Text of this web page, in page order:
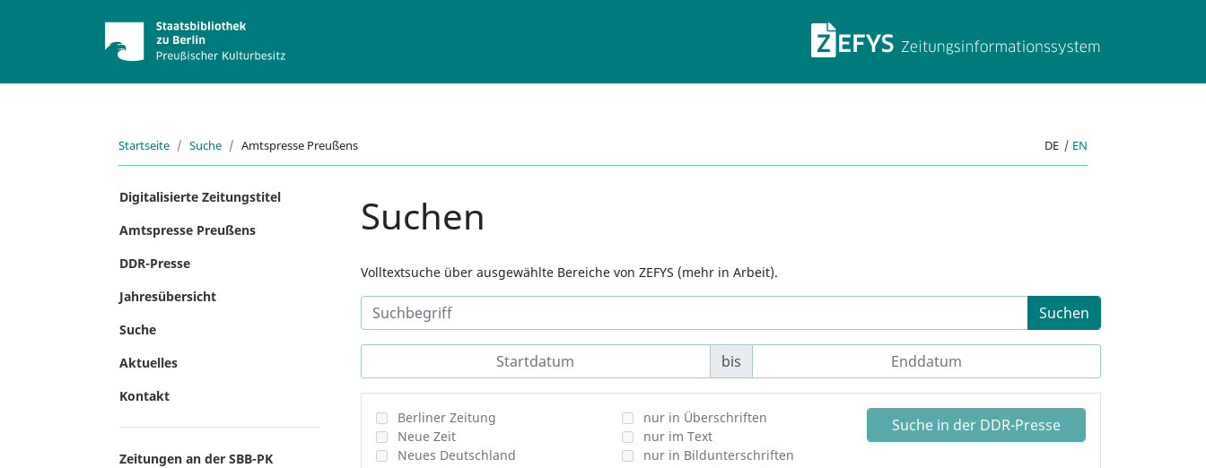
ZEFYS
Startseite Suche Amtspresse Preußens DE | EN
Digitalisierte Zeitungstitel
Amtspresse Preußens
DDR-Presse
Jahresübersicht
Suche
Aktuelles
Kontakt
Zeitungen an der SBB-PK
Suchen
Volltextsuche über ausgewählte Bereiche von ZEFYS (mehr in Arbeit).
Suchen
bis
Berliner Zeitung
Neue Zeit
Neues Deutschland
nur in Überschriften
nur im Text
nur in Bildunterschriften
Suche in der DDR-Presse